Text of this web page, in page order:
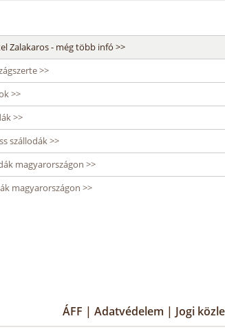
Zalakaros - még több infó >>
>>
>>
>>
szállodák >>
magyarországon >>
magyarországon >>
ÁFF | Adatvédelem | Jogi